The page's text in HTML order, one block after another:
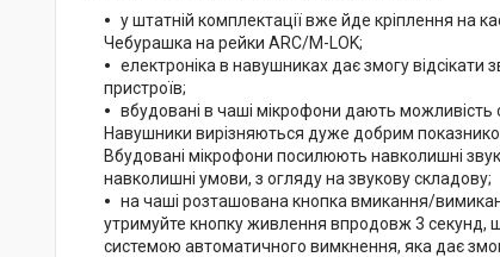
у штатній комплектації вже йде кріплення на
Чебурашка на рейки ARC/M-LOK;
електроніка в навушниках дає змогу відсікати
пристроїв;
вбудовані в чаші мікрофони дають
Навушники вирізняються дуже добрим
Вбудовані мікрофони посилюють навколишні
навколишні умови, з огляду на звукову складову;
на чаші розташована кнопка вмикання/
утримуйте кнопку живлення впродовж 3 секунд,
системою автоматичного вимкнення, яка дає